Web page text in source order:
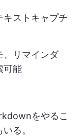
キストキャプチ
、リマインダ
可能
をやるこ
る。